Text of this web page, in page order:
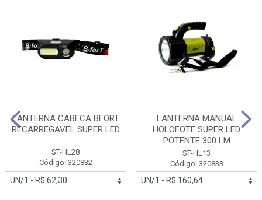
LANTERNA CABECA BFORT
RECARREGAVEL SUPER LED
ST-HL28
Código: 320832
LANTERNA MANUAL
HOLOFOTE SUPER LED
POTENTE 300 LM
ST-HL13
Código: 320833